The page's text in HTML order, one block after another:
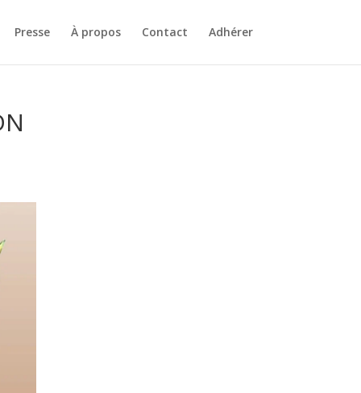
Presse À propos Contact Adhérer